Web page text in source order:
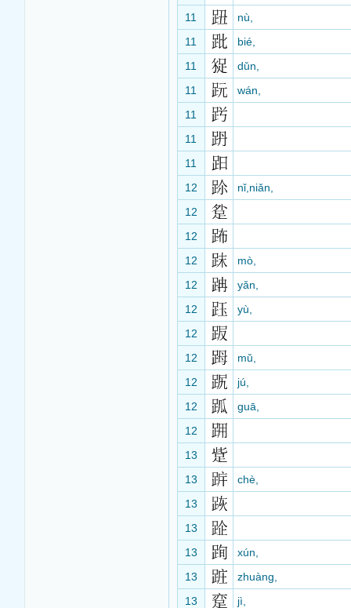
11
nù,
11
bié,
11
dǔn,
11
wán,
11
11
11
12
nǐ,niǎn,
12
12
12
mò,
12
yǎn,
12
yù,
12
12
mǔ,
12
jú,
12
guā,
12
13
13
chè,
13
13
13
xún,
13
zhuàng,
13
jì,